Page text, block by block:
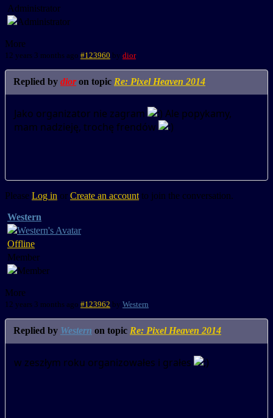
Administrator
More
12 years 3 months ago #123960 by dior
Replied by dioron topic Re: Pixel Heaven 2014
Jako organizator nie zagram
Ale popykamy,
mam nadzieję, trochę frendów
Please Log in or Create an account to join the conversation.
Western
Offline
Member
More
12 years 3 months ago #123962 by Western
Replied by Western on topic Re: Pixel Heaven 2014
w zeszłym roku organizowałes i grałes